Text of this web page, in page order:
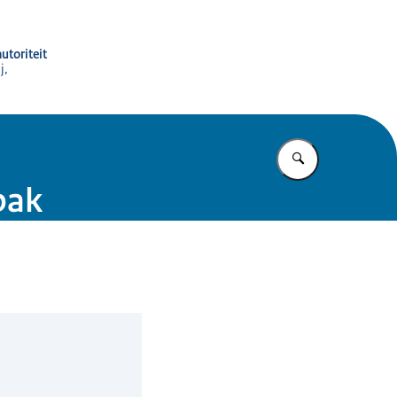
Vul in wat u